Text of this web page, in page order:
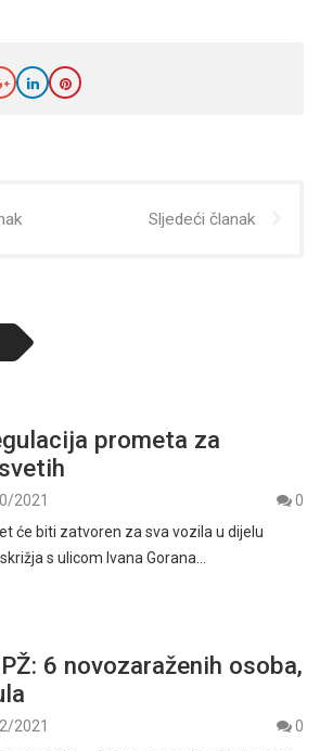
Sljedeći članak
prometa za
2021
0
će biti zatvoren za sva vozila u dijelu
s ulicom Ivana Gorana…
6 novozaraženih osoba,
2021
0